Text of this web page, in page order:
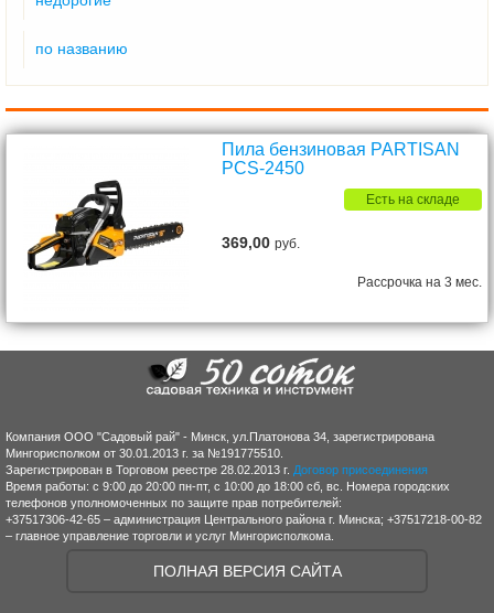
по названию
Пила бензиновая PARTISAN
PCS-2450
Есть на складе
369,00руб.
Рассрочка на 3 мес.
Компания ООО "Садовый рай" - Минск, ул.Платонова 34, зарегистрирована
Мингорисполком от 30.01.2013 г. за №191775510.
Зарегистрирован в Торговом реестре 28.02.2013 г. Договор присоединения
Время работы: с 9:00 до 20:00 пн-пт, с 10:00 до 18:00 сб, вс. Номера городских
телефонов уполномоченных по защите прав потребителей:
+37517306-42-65 – администрация Центрального района г. Минска; +37517218-00-82
– главное управление торговли и услуг Мингорисполкома.
ПОЛНАЯ ВЕРСИЯ САЙТА